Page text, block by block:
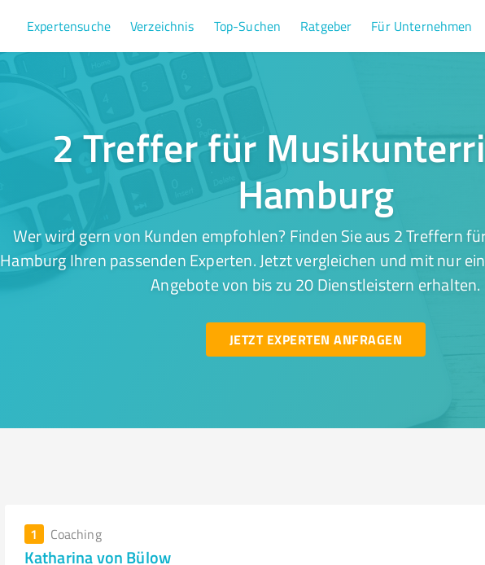
Expertensuche Verzeichnis Top-Suchen Ratgeber Für Unternehmen
2 Treffer für
Hamburg
Wer wird gern von Kunden empfohlen? Finden Sie aus 2 Treffern
Hamburg Ihren passenden Experten. Jetzt vergleichen und mit nur
Angebote von bis zu 20 Dienstleistern erhalten.
JETZT EXPERTEN ANFRAGEN
1 Coaching
Katharina von Bülow